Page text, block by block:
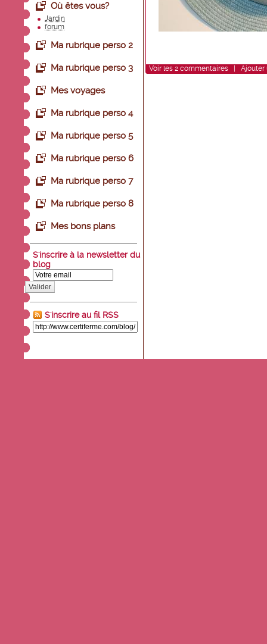
Où êtes vous?
Jardin
forum
Ma rubrique perso 2
Ma rubrique perso 3
Mes voyages
Ma rubrique perso 4
Ma rubrique perso 5
Ma rubrique perso 6
Ma rubrique perso 7
Ma rubrique perso 8
Mes bons plans
S'inscrire à la newsletter du
blog
Valider
S'inscrire au fil RSS
Voir les 2 commentaires Ajouter